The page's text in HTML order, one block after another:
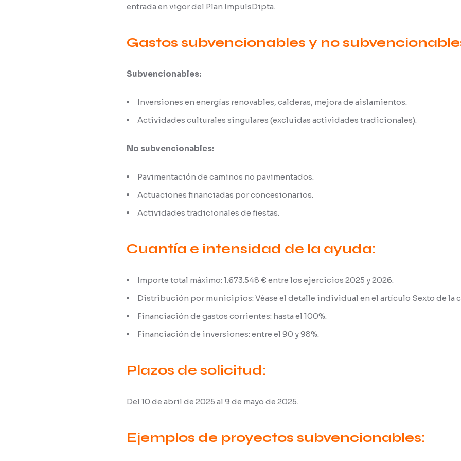
entrada en vigor del Plan ImpulsDipta.
Gastos subvencionables y no
Subvencionables:
Inversiones en energías renovables, calderas, mejora de aislamientos.
Actividades culturales singulares (excluidas actividades tradicionales).
No subvencionables:
Pavimentación de caminos no pavimentados.
Actuaciones financiadas por concesionarios.
Actividades tradicionales de fiestas.
Cuantía e intensidad de la ayuda:
Importe total máximo: 1.673.548 € entre los ejercicios 2025 y 2026.
Distribución por municipios: Véase el detalle individual en el artículo Sexto de la
Financiación de gastos corrientes: hasta el 100%.
Financiación de inversiones: entre el 90 y 98%.
Plazos de solicitud:
Del 10 de abril de 2025 al 9 de mayo de 2025.
Ejemplos de proyectos subvencionables: